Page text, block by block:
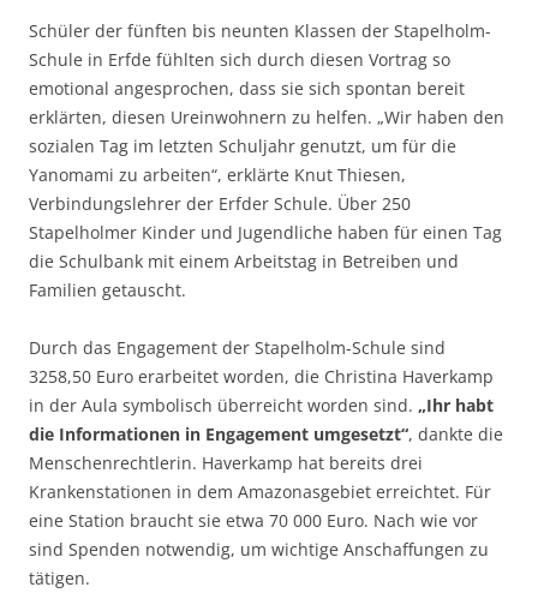
Schüler der fünften bis neunten Klassen der Stapelholm-
Schule in Erfde fühlten sich durch diesen Vortrag so
emotional angesprochen, dass sie sich spontan bereit
erklärten, diesen Ureinwohnern zu helfen. „Wir haben den
sozialen Tag im letzten Schuljahr genutzt, um für die
Yanomami zu arbeiten“, erklärte Knut Thiesen,
Verbindungslehrer der Erfder Schule. Über 250
Stapelholmer Kinder und Jugendliche haben für einen Tag
die Schulbank mit einem Arbeitstag in Betreiben und
Familien getauscht.
Durch das Engagement der Stapelholm-Schule sind
3258,50 Euro erarbeitet worden, die Christina Haverkamp
in der Aula symbolisch überreicht worden sind. „Ihr habt
die Informationen in Engagement umgesetzt“, dankte die
Menschenrechtlerin. Haverkamp hat bereits drei
Krankenstationen in dem Amazonasgebiet erreichtet. Für
eine Station braucht sie etwa 70 000 Euro. Nach wie vor
sind Spenden notwendig, um wichtige Anschaffungen zu
tätigen.